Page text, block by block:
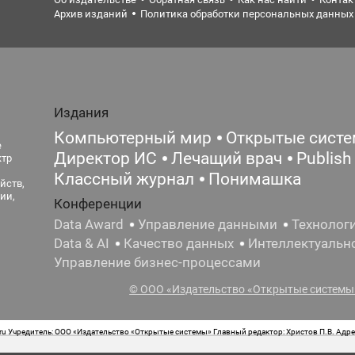
Архив изданий
Политика обработки персональных данных
Издания
Компьютерный мир
Открытые
Директор ИС
Лечащий врач
Publish
Классный журнал
Понимашка
Конференции
Data Award
Управление данными
Data & AI
Качество данных
Управление бизнес-процессами
© ООО «Издательство «Открытые
ООО «Издательство «Открытые системы» Главный редактор: Христов П.В.